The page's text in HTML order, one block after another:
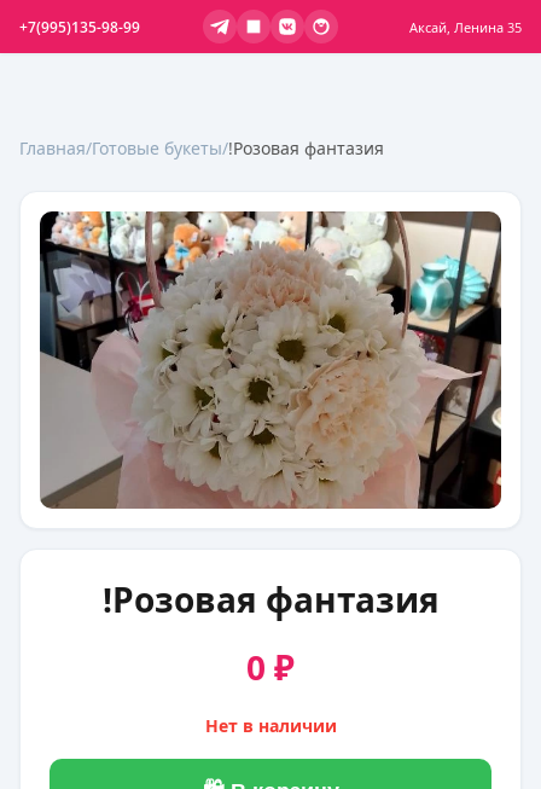
+7(995)135-98-99 Аксай, Ленина 35
Главная/Готовые букеты/!Розовая фантазия
!Розовая фантазия
0 ₽
Нет в наличии